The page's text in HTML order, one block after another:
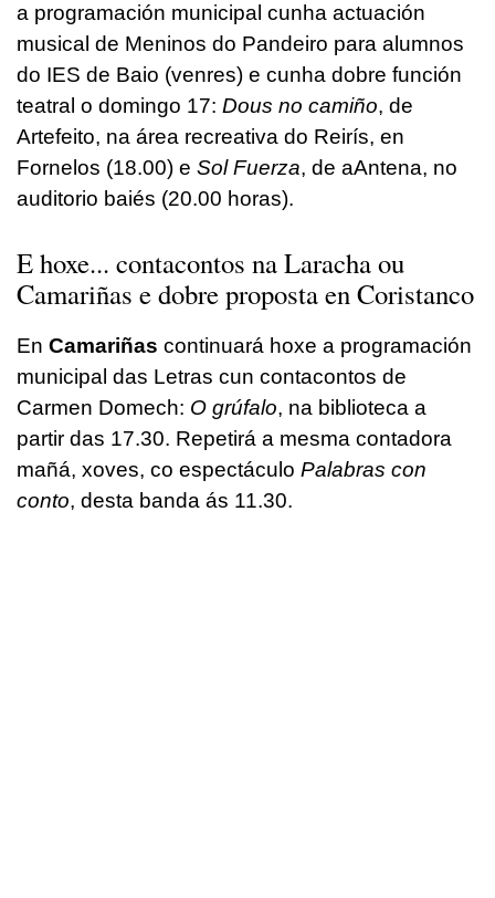
a programación municipal cunha actuación
musical de Meninos do Pandeiro para alumnos
do IES de Baio (venres) e cunha dobre función
teatral o domingo 17: Dous no camiño, de
Artefeito, na área recreativa do Reirís, en
Fornelos (18.00) e Sol Fuerza, de aAntena, no
auditorio baiés (20.00 horas).
E hoxe... contacontos na Laracha ou
Camariñas e dobre proposta en Coristanco
En Camariñas continuará hoxe a programación
municipal das Letras cun contacontos de
Carmen Domech: O grúfalo, na biblioteca a
partir das 17.30. Repetirá a mesma contadora
mañá, xoves, co espectáculo Palabras con
conto, desta banda ás 11.30.